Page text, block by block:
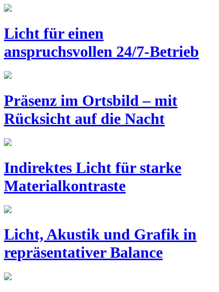
Licht für einen
anspruchsvollen 24/7-Betrieb
Präsenz im Ortsbild – mit
Rücksicht auf die Nacht
Indirektes Licht für starke
Materialkontraste
Licht, Akustik und Grafik in
repräsentativer Balance